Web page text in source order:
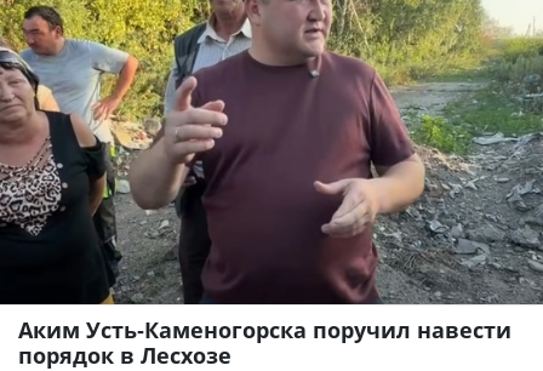
Аким Усть-Каменогорска поручил навести
порядок в Лесхозе